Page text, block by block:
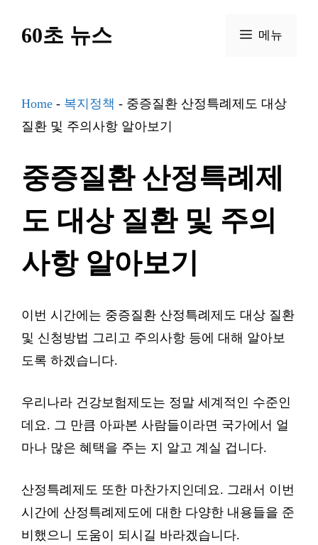
60초 뉴스 메뉴
Home - 복지정책 - 중증질환 산정특례제도 대상
질환 및 주의사항 알아보기
중증질환 산정특례제
도 대상 질환 및 주의
사항 알아보기
이번 시간에는 중증질환 산정특례제도 대상 질환
및 신청방법 그리고 주의사항 등에 대해 알아보
도록 하겠습니다.
우리나라 건강보험제도는 정말 세계적인 수준인
데요. 그 만큼 아파본 사람들이라면 국가에서 얼
마나 많은 혜택을 주는 지 알고 계실 겁니다.
산정특례제도 또한 마찬가지인데요. 그래서 이번
시간에 산정특례제도에 대한 다양한 내용들을 준
비했으니 도움이 되시길 바라겠습니다.